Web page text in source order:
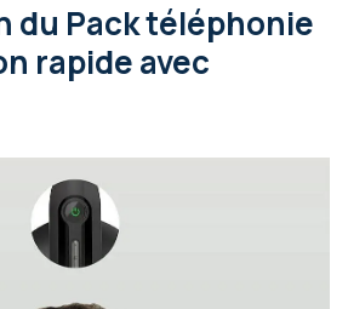
du Pack téléphonie
rapide avec